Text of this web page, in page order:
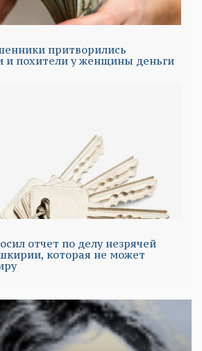
притворились
и похители у женщины деньги
отчет по делу незрячей
которая не может